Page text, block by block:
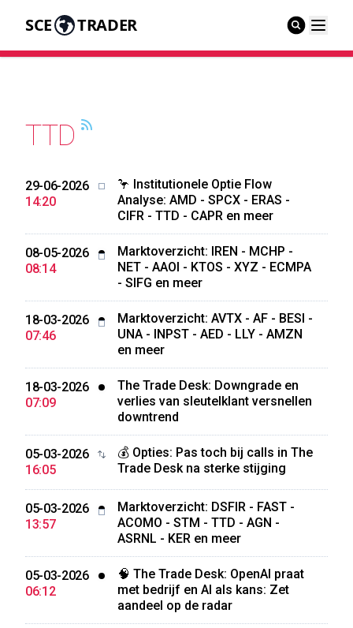
SCE TRADER
TTD
29-06-2026
14:20
🦩 Institutionele Optie Flow
Analyse: AMD - SPCX - ERAS -
CIFR - TTD - CAPR en meer
08-05-2026
08:14
Marktoverzicht: IREN - MCHP -
NET - AAOI - KTOS - XYZ - ECMPA
- SIFG en meer
18-03-2026
07:46
Marktoverzicht: AVTX - AF - BESI -
UNA - INPST - AED - LLY - AMZN
en meer
18-03-2026
07:09
The Trade Desk: Downgrade en
verlies van sleutelklant versnellen
downtrend
05-03-2026
16:05
💰 Opties: Pas toch bij calls in The
Trade Desk na sterke stijging
05-03-2026
13:57
Marktoverzicht: DSFIR - FAST -
ACOMO - STM - TTD - AGN -
ASRNL - KER en meer
05-03-2026
06:12
🧠 The Trade Desk: OpenAI praat
met bedrijf en AI als kans: Zet
aandeel op de radar